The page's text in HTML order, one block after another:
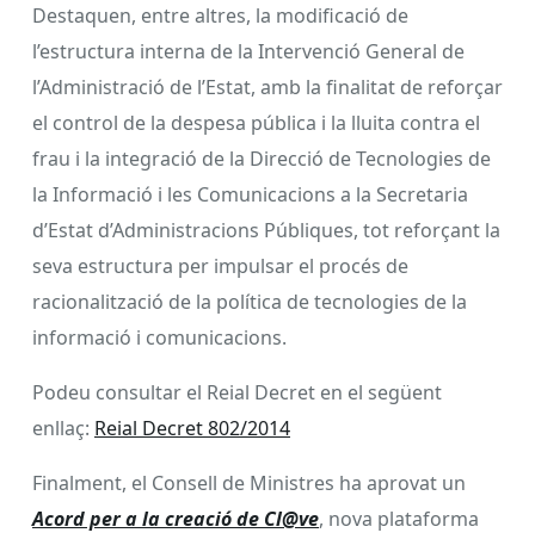
Destaquen, entre altres, la modificació de
l’estructura interna de la Intervenció General de
l’Administració de l’Estat, amb la finalitat de reforçar
el control de la despesa pública i la lluita contra el
frau i la integració de la Direcció de Tecnologies de
la Informació i les Comunicacions a la Secretaria
d’Estat d’Administracions Públiques, tot reforçant la
seva estructura per impulsar el procés de
racionalització de la política de tecnologies de la
informació i comunicacions.
Podeu consultar el Reial Decret en el següent
enllaç: Reial Decret 802/2014
Finalment, el Consell de Ministres ha aprovat un
Acord per a la creació de Cl@ve, nova plataforma